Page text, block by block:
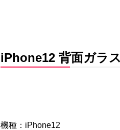
iPhone12 背面ガラ
機種：iPhone12